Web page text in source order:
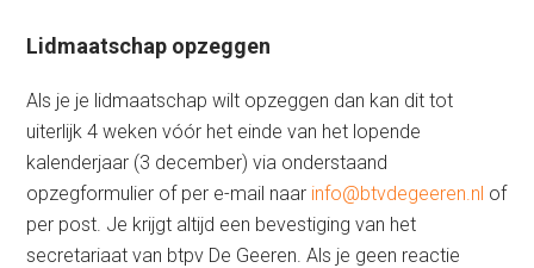
Lidmaatschap opzeggen
Als je je lidmaatschap wilt opzeggen dan kan dit tot
uiterlijk 4 weken vóór het einde van het lopende
kalenderjaar (3 december) via onderstaand
opzegformulier of per e-mail naar info@btvdegeeren.nl of
per post. Je krijgt altijd een bevestiging van het
secretariaat van btpv De Geeren. Als je geen reactie